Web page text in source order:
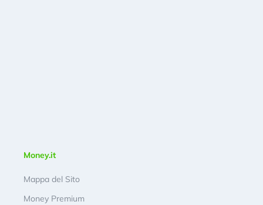
Money.it
Mappa del Sito
Money Premium